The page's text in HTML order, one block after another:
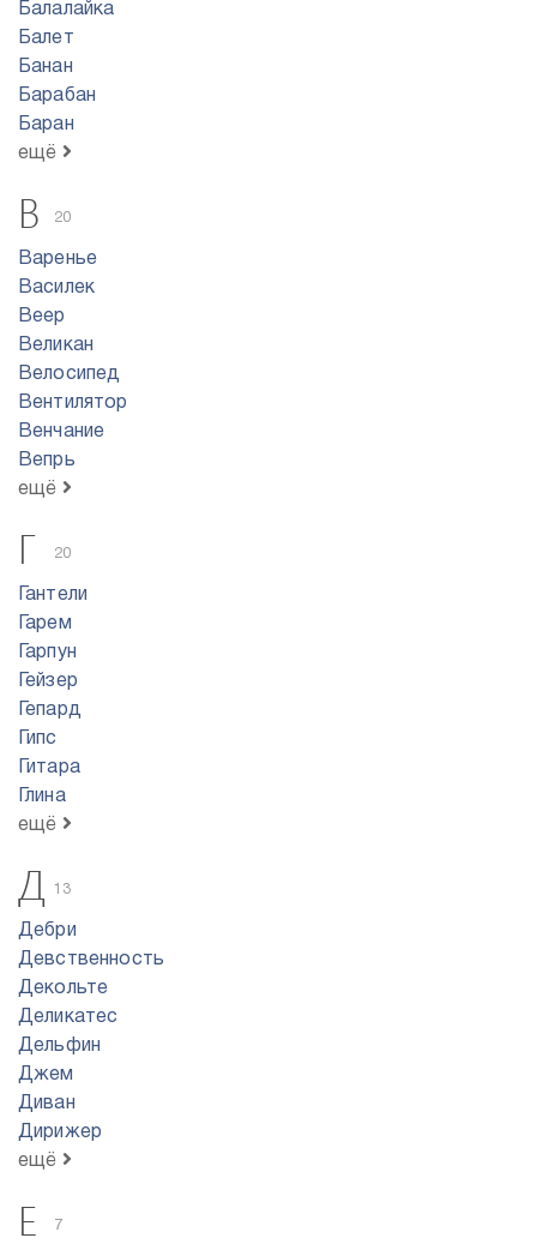
Балалайка
Балет
Банан
Барабан
Баран
ещё
В 20
Варенье
Василек
Веер
Великан
Велосипед
Вентилятор
Венчание
Вепрь
ещё
Г 20
Гантели
Гарем
Гарпун
Гейзер
Гепард
Гипс
Гитара
Глина
ещё
Д 13
Дебри
Девственность
Декольте
Деликатес
Дельфин
Джем
Диван
Дирижер
ещё
Е 7